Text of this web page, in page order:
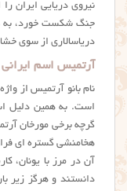
نیروی دریایی ایران
جنگ شکست خورد، به
دریاسالاری از سوی
آرتمیس اسم ایرانی
نام بانو آرتمیس از
است. به همین دلیل
گرچه برخی مورخان
هخامنشی گستره ای
آن در مرز با یونان،
دانستند و هرگز زیر